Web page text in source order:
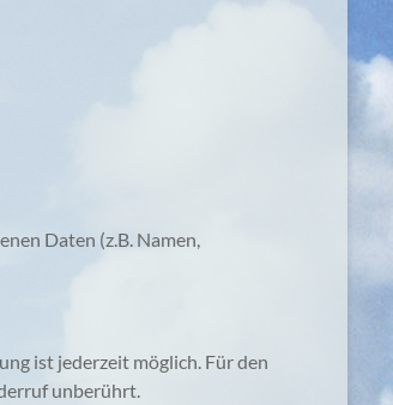
Daten (z.B. Namen,
ist jederzeit möglich. Für den
unberührt.